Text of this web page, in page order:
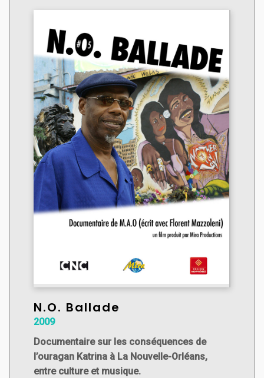
N.O. Ballade
2009
Documentaire sur les conséquences de
l’ouragan Katrina à La Nouvelle-Orléans,
entre culture et musique.